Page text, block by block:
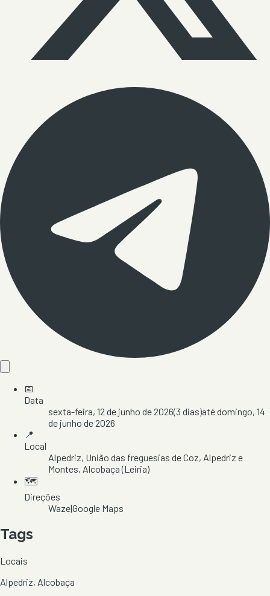
📅
Data
sexta-feira, 12 de junho de 2026(3 dias)atédomingo, 14
de junho de 2026
📍
Local
Alpedriz, União das freguesias de Coz, Alpedriz e
Montes, Alcobaça(Leiria)
🗺️
Direções
Waze|Google Maps
Tags
Locais
Alpedriz, Alcobaça